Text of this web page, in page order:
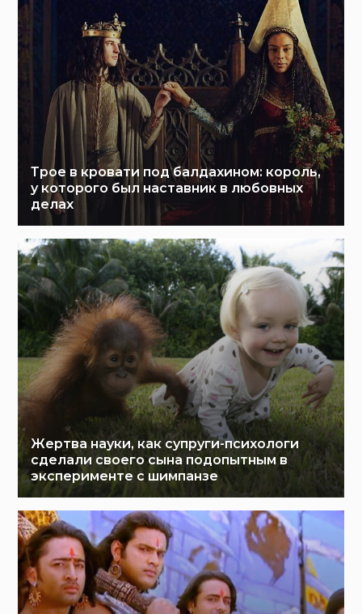
Трое в кровати под балдахином: король,
у которого был наставник в любовных
делах
Жертва науки, как супруги-психологи
сделали своего сына подопытным в
эксперименте с шимпанзе